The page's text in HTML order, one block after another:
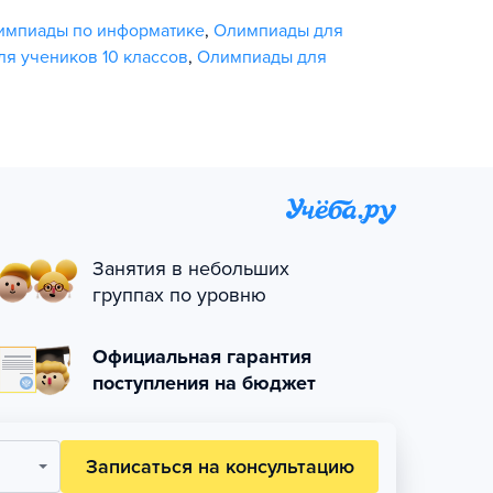
по информатике, Олимпиады для
учеников 10 классов, Олимпиады для
Занятия в небольших
группах по уровню
Официальная гарантия
поступления на бюджет
Записаться на консультацию